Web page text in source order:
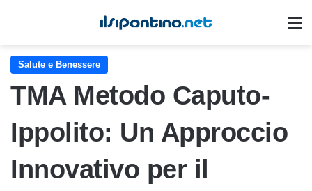
Salute e Benessere
TMA Metodo Caputo-
Ippolito: Un Approccio
Innovativo per il